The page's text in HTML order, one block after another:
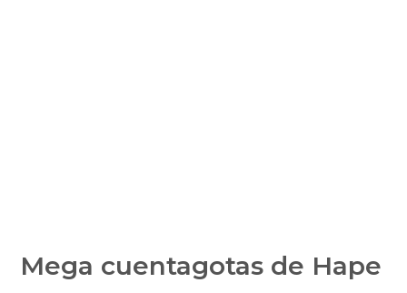
Mega cuentagotas de Hape